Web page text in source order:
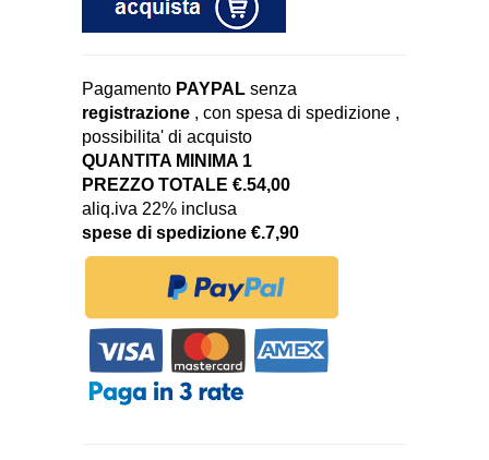
Pagamento PAYPAL senza
registrazione , con spesa di spedizione ,
possibilita' di acquisto
QUANTITA MINIMA 1
PREZZO TOTALE €.54,00
aliq.iva 22% inclusa
spese di spedizione €.7,90